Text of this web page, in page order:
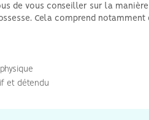
de vous conseiller sur la manière
Cela comprend notamment
et détendu